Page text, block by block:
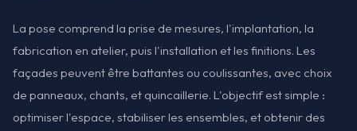
La pose comprend la prise de mesures, l'implantation, la
fabrication en atelier, puis l'installation et les finitions. Les
façades peuvent être battantes ou coulissantes, avec choix
de panneaux, chants, et quincaillerie. L'objectif est simple :
optimiser l'espace, stabiliser les ensembles, et obtenir des